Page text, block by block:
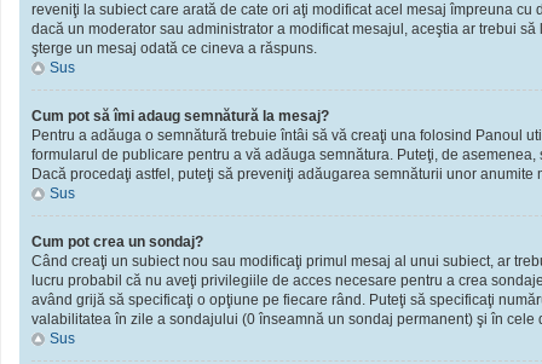
reveniţi la subiect care arată de cate ori aţi modificat acel mesaj împreuna
dacă un moderator sau administrator a modificat mesajul, aceştia ar trebui
şterge un mesaj odată ce cineva a răspuns.
Sus
Cum pot să îmi adaug semnătură la mesaj?
Pentru a adăuga o semnătură trebuie întâi să vă creaţi una folosind Panoul
formularul de publicare pentru a vă adăuga semnătura. Puteţi, de
Dacă procedaţi astfel, puteţi să preveniţi adăugarea semnăturii unor
Sus
Cum pot crea un sondaj?
Când creaţi un subiect nou sau modificaţi primul mesaj al unui subiect, ar
lucru probabil că nu aveţi privilegiile de acces necesare pentru a crea
având grijă să specificaţi o opţiune pe fiecare rând. Puteţi să specificaţi
valabilitatea în zile a sondajului (0 înseamnă un sondaj permanent) şi în
Sus